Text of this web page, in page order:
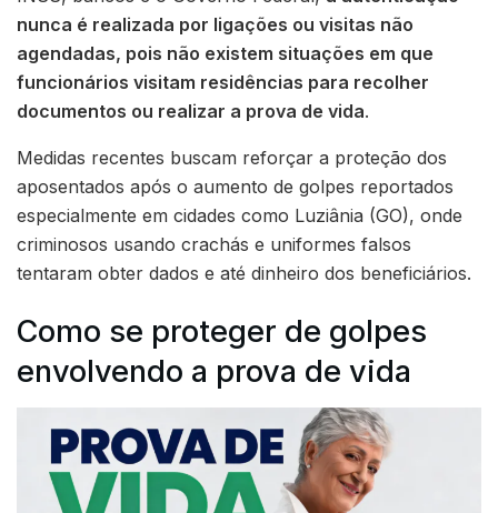
nunca é realizada por ligações ou visitas não
agendadas, pois não existem situações em que
funcionários visitam residências para recolher
documentos ou realizar a prova de vida.
Medidas recentes buscam reforçar a proteção dos
aposentados após o aumento de golpes reportados
especialmente em cidades como Luziânia (GO), onde
criminosos usando crachás e uniformes falsos
tentaram obter dados e até dinheiro dos beneficiários.
Como se proteger de golpes
envolvendo a prova de vida